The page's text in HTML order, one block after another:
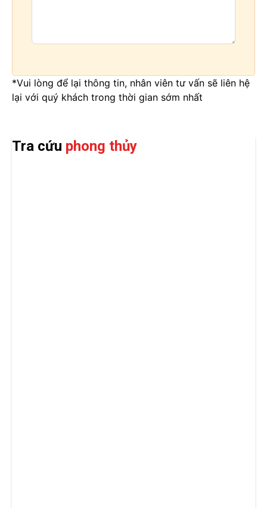
*Vui lòng để lại thông tin, nhân viên tư vấn sẽ liên hệ
lại với quý khách trong thời gian sớm nhất
Tra cứu phong thủy